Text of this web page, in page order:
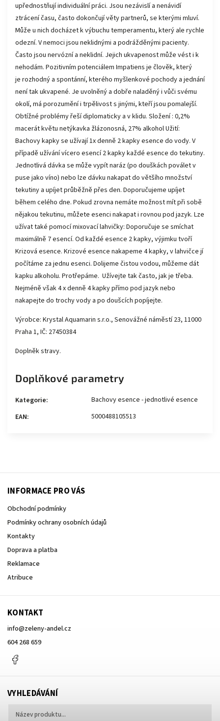
upřednostňují individuální práci. Jsou nezávislí a nenávidí
ztrácení času, často dokončují věty partnerů, se kterými mluví.
Může u nich docházet k výbuchu temperamentu, který ale rychle
odezní. V nemoci jsou neklidnými a podrážděnými pacienty.
Často jsou nervózní a neklidní. Jejich ukvapenost může vést i k
nehodám. Pozitivním potenciálem Impatiens je člověk, který
je rozhodný a spontánní, kterého myšlenkové pochody a jednání
není tak ukvapené. Je uvolněný a dobře naladěný i vůči svému
okolí, má porozumění i trpělivost s jinými, kteří jsou pomalejší.
Obtížné problémy řeší diplomaticky a v klidu. Složení : 0,2%
macerát květu netýkavka žlázonosná, 27% alkohol Užití:
Bachovy kapky se užívají 1x denně 2 kapky esence do vody. V
případě užívání vícero esencí 2 kapky každé esence do tekutiny.
Jednotlivá dávka se může vypít naráz (po douškách poválet v
puse jako víno) nebo lze dávku nakapat do většího množství
tekutiny a upíjet průběžně přes den. Doporučujeme upíjet
během celého dne. Pokud zrovna nemáte možnost mít při sobě
nějakou tekutinu, můžete esenci nakapat i rovnou pod jazyk. Lze
užívat také pomocí mixovací lahvičky: Doporučuje se smíchat
maximálně 7 esencí. Od každé esence 2 kapky, výjimku tvoří
Krizová esence. Krizové esence nakapeme 4 kapky, v lahvičce jí
počítáme za jednu esenci. Dolijeme čistou vodou, můžeme dát
kapku alkoholu. Protřepáme. Užívejte tak často, jak je třeba.
Nejméně však 4 x denně 4 kapky přímo pod jazyk nebo
nakapejte do trochy vody a po doušcích popíjejte.
Výrobce: Krystal Aquamarin s.r.o., Senovážné náměstí 23, 11000
Praha 1, IČ: 27450384
Doplněk stravy.
Doplňkové parametry
Kategorie:
Bachovy esence - jednotlivé esence
EAN: 5000488105513
INFORMACE PRO VÁS
Obchodní podmínky
Podmínky ochrany osobních údajů
Kontakty
Doprava a platba
Reklamace
Atribuce
KONTAKT
info@zeleny-andel.cz
604 268 659
VYHLEDÁVÁNÍ